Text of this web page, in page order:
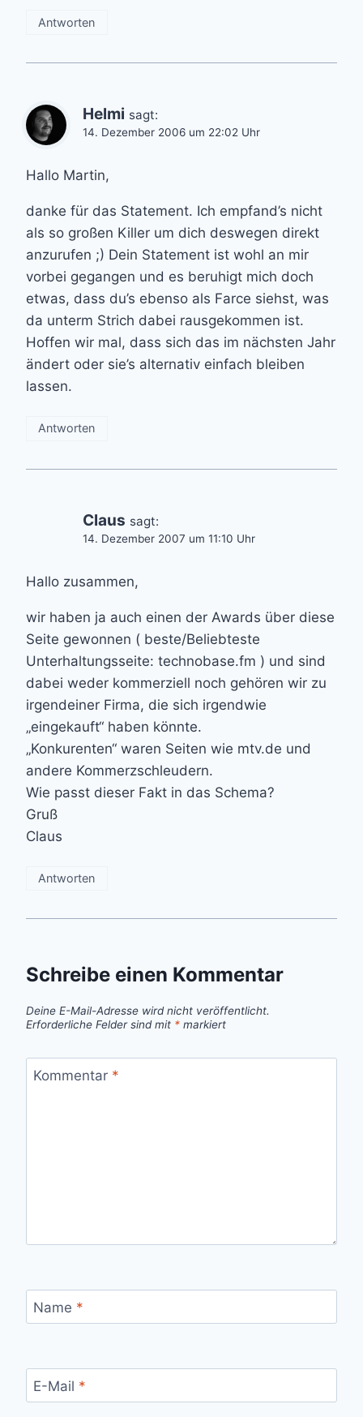
Antworten
Helmi sagt:
14. Dezember 2006 um 22:02 Uhr
Hallo Martin,
danke für das Statement. Ich empfand’s nicht
als so großen Killer um dich deswegen direkt
anzurufen ;) Dein Statement ist wohl an mir
vorbei gegangen und es beruhigt mich doch
etwas, dass du’s ebenso als Farce siehst, was
da unterm Strich dabei rausgekommen ist.
Hoffen wir mal, dass sich das im nächsten Jahr
ändert oder sie’s alternativ einfach bleiben
lassen.
Antworten
Claus sagt:
14. Dezember 2007 um 11:10 Uhr
Hallo zusammen,
wir haben ja auch einen der Awards über diese
Seite gewonnen ( beste/Beliebteste
Unterhaltungsseite: technobase.fm ) und sind
dabei weder kommerziell noch gehören wir zu
irgendeiner Firma, die sich irgendwie
„eingekauft“ haben könnte.
„Konkurenten“ waren Seiten wie mtv.de und
andere Kommerzschleudern.
Wie passt dieser Fakt in das Schema?
Gruß
Claus
Antworten
Schreibe einen Kommentar
Deine E-Mail-Adresse wird nicht veröffentlicht.
Erforderliche Felder sind mit * markiert
Kommentar *
Name *
E-Mail *